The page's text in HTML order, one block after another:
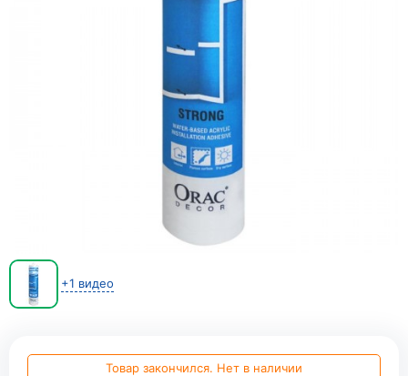
+1 видео
Товар закончился. Нет в наличии